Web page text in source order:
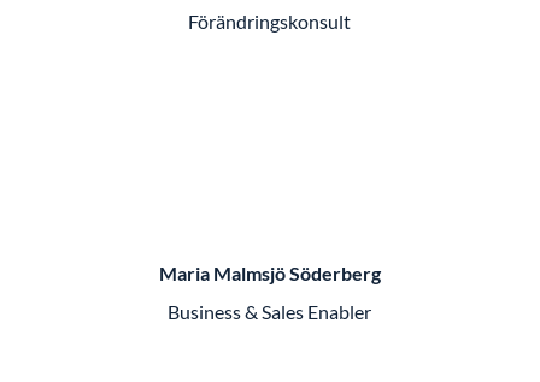
Förändringskonsult
Maria Malmsjö Söderberg
Business & Sales Enabler